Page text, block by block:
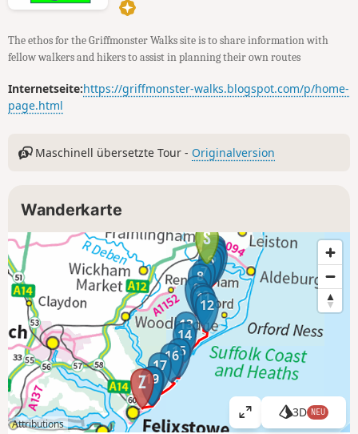
The ethos for the Griffmonster Walks site is to share information with
fellow walkers and hikers to assist in planning their own routes
Internetseite:https://griffmonster-walks.blogspot.com/p/home-
page.html
Maschinell übersetzte Tour - Originalversion
Wanderkarte
1
2
3
4
5
6
7
8
910
11
12
13
14
15
16
17
18
19
Attributions
K
3D NEU